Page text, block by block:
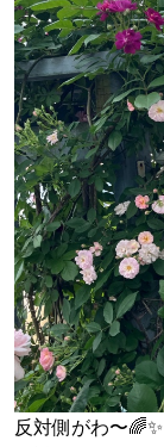
反対側がわ〜🌈✨